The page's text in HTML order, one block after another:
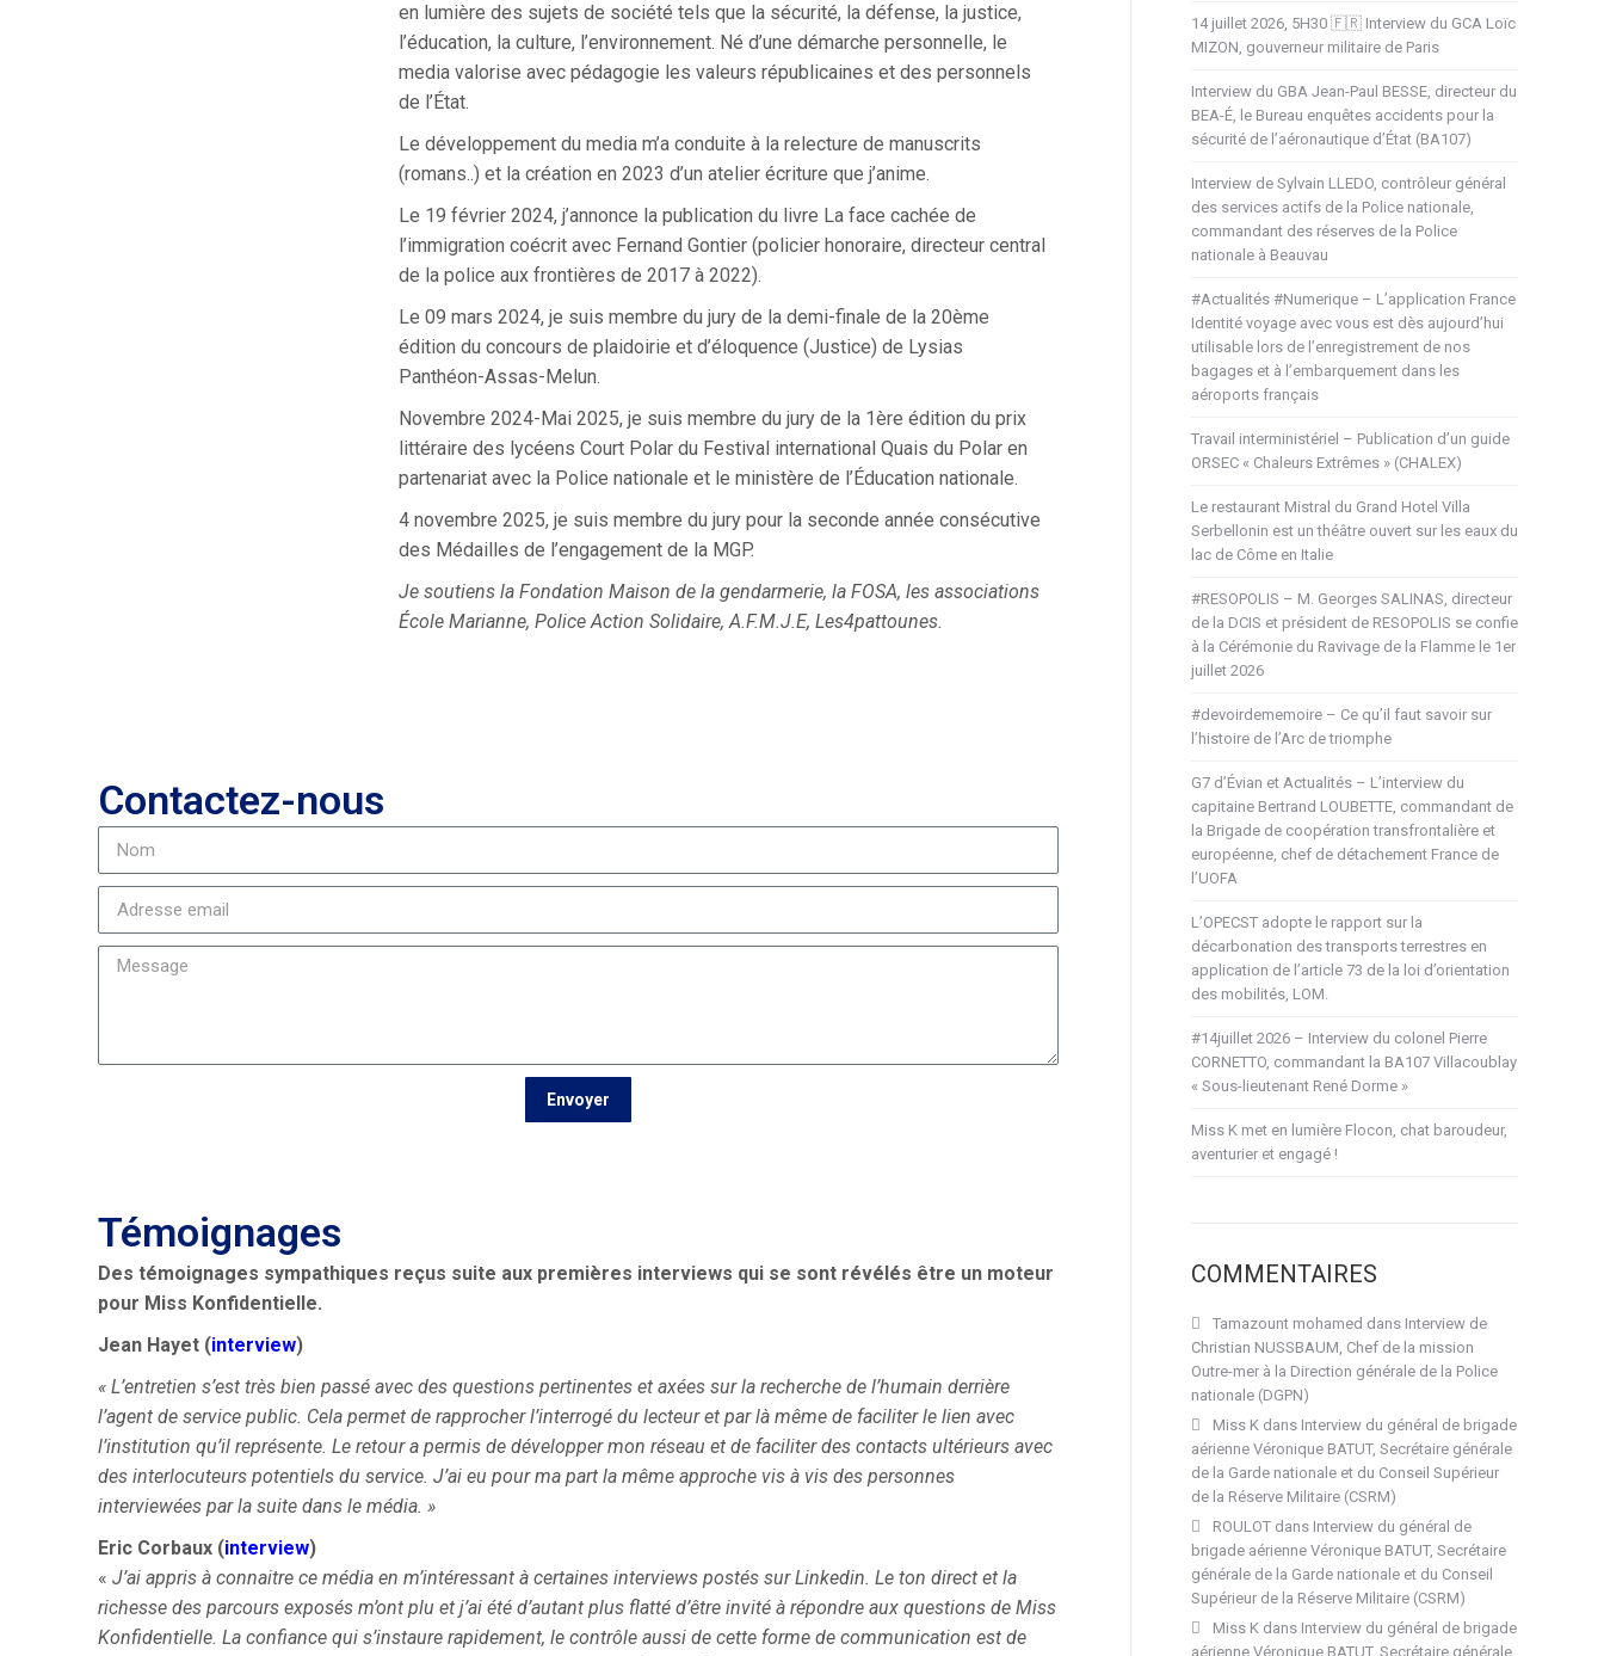
en lumière des sujets de société tels que la sécurité, la défense, la justice,
l’éducation, la culture, l’environnement. Né d’une démarche personnelle, le
media valorise avec pédagogie les valeurs républicaines et des personnels
de l’État.
Le développement du media m’a conduite à la relecture de manuscrits
(romans..) et la création en 2023 d’un atelier écriture que j’anime.
Le 19 février 2024, j’annonce la publication du livre La face cachée de
l’immigration coécrit avec Fernand Gontier (policier honoraire, directeur central
de la police aux frontières de 2017 à 2022).
Le 09 mars 2024, je suis membre du jury de la demi-finale de la 20ème
édition du concours de plaidoirie et d’éloquence (Justice) de Lysias
Panthéon-Assas-Melun.
Novembre 2024-Mai 2025, je suis membre du jury de la 1ère édition du prix
littéraire des lycéens Court Polar du Festival international Quais du Polar en
partenariat avec la Police nationale et le ministère de l’Éducation nationale.
4 novembre 2025, je suis membre du jury pour la seconde année consécutive
des Médailles de l’engagement de la MGP.
Je soutiens la Fondation Maison de la gendarmerie, la FOSA, les associations
École Marianne, Police Action Solidaire, A.F.M.J.E, Les4pattounes.
Contactez-nous
Envoyer
Témoignages
Des témoignages sympathiques reçus suite aux premières interviews qui se sont révélés être un moteur
pour Miss Konfidentielle.
Jean Hayet (interview)
« L’entretien s’est très bien passé avec des questions pertinentes et axées sur la recherche de l’humain derrière
l’agent de service public. Cela permet de rapprocher l’interrogé du lecteur et par là même de faciliter le lien avec
l’institution qu’il représente. Le retour a permis de développer mon réseau et de faciliter des contacts ultérieurs avec
des interlocuteurs potentiels du service. J’ai eu pour ma part la même approche vis à vis des personnes
interviewées par la suite dans le média. »
Eric Corbaux (interview)
« J’ai appris à connaitre ce média en m’intéressant à certaines interviews postés sur Linkedin. Le ton direct et la
richesse des parcours exposés m’ont plu et j’ai été d’autant plus flatté d’être invité à répondre aux questions de Miss
Konfidentielle. La confiance qui s’instaure rapidement, le contrôle aussi de cette forme de communication est de
14 juillet 2026, 5H30 🇫🇷 Interview du GCA Loïc
MIZON, gouverneur militaire de Paris
Interview du GBA Jean-Paul BESSE, directeur du
BEA-É, le Bureau enquêtes accidents pour la
sécurité de l’aéronautique d’État (BA107)
Interview de Sylvain LLEDO, contrôleur général
des services actifs de la Police nationale,
commandant des réserves de la Police
nationale à Beauvau
#Actualités #Numerique – L’application France
Identité voyage avec vous est dès aujourd’hui
utilisable lors de l’enregistrement de nos
bagages et à l’embarquement dans les
aéroports français
Travail interministériel – Publication d’un guide
ORSEC « Chaleurs Extrêmes » (CHALEX)
Le restaurant Mistral du Grand Hotel Villa
Serbellonin est un théâtre ouvert sur les eaux du
lac de Côme en Italie
#RESOPOLIS – M. Georges SALINAS, directeur
de la DCIS et président de RESOPOLIS se confie
à la Cérémonie du Ravivage de la Flamme le 1er
juillet 2026
#devoirdememoire – Ce qu’il faut savoir sur
l’histoire de l’Arc de triomphe
G7 d’Évian et Actualités – L’interview du
capitaine Bertrand LOUBETTE, commandant de
la Brigade de coopération transfrontalière et
européenne, chef de détachement France de
l’UOFA
L’OPECST adopte le rapport sur la
décarbonation des transports terrestres en
application de l’article 73 de la loi d’orientation
des mobilités, LOM.
#14juillet 2026 – Interview du colonel Pierre
CORNETTO, commandant la BA107 Villacoublay
« Sous-lieutenant René Dorme »
Miss K met en lumière Flocon, chat baroudeur,
aventurier et engagé !
COMMENTAIRES
Tamazount mohamed dans Interview de
Christian NUSSBAUM, Chef de la mission
Outre-mer à la Direction générale de la Police
nationale (DGPN)
Miss K dans Interview du général de brigade
aérienne Véronique BATUT, Secrétaire générale
de la Garde nationale et du Conseil Supérieur
de la Réserve Militaire (CSRM)
ROULOT dans Interview du général de
brigade aérienne Véronique BATUT, Secrétaire
générale de la Garde nationale et du Conseil
Supérieur de la Réserve Militaire (CSRM)
Miss K dans Interview du général de brigade
aérienne Véronique BATUT, Secrétaire générale